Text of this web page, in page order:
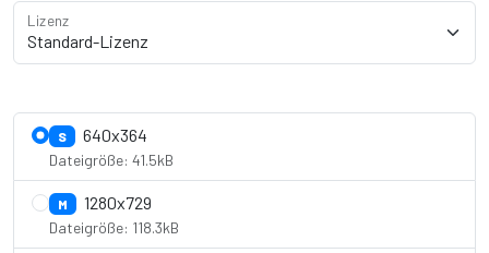
Lizenz
S 640x364
Dateigröße: 41.5kB
M 1280x729
Dateigröße: 118.3kB